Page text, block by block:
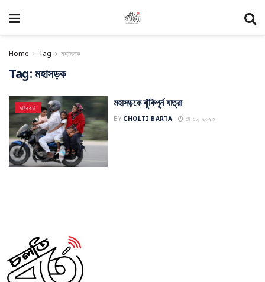
Home Tag মহাসড়ক
Tag:মহাসড়ক
ছবির বার্তা মহাসড়কে ঝুঁকিপূর্ন যাত্রা
BY CHOLTI BARTA মে ১১, ২০২৩